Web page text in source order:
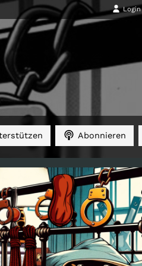
Login
Abonnieren